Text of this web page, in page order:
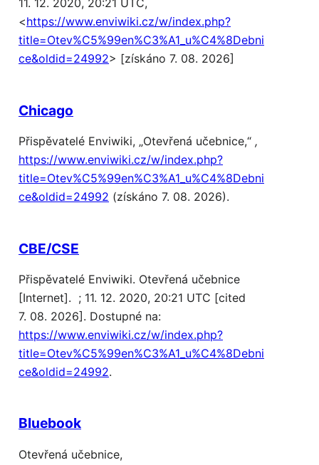
11. 12. 2020, 20:21 UTC,
<https://www.enviwiki.cz/w/index.php?
title=Otev%C5%99en%C3%A1_u%C4%8Debni
ce&oldid=24992> [získáno 7. 08. 2026]
Chicago
Přispěvatelé Enviwiki, „Otevřená učebnice,“ ,
https://www.enviwiki.cz/w/index.php?
title=Otev%C5%99en%C3%A1_u%C4%8Debni
ce&oldid=24992 (získáno 7. 08. 2026).
CBE/CSE
Přispěvatelé Enviwiki. Otevřená učebnice
[Internet]. ; 11. 12. 2020, 20:21 UTC [cited
7. 08. 2026]. Dostupné na:
https://www.enviwiki.cz/w/index.php?
title=Otev%C5%99en%C3%A1_u%C4%8Debni
ce&oldid=24992.
Bluebook
Otevřená učebnice,